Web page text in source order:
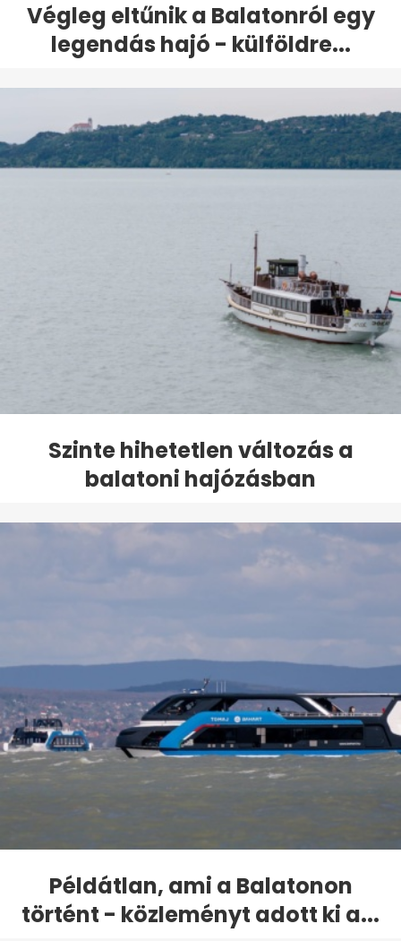
Végleg eltűnik a Balatonról egy
legendás hajó - külföldre...
Szinte hihetetlen változás a
balatoni hajózásban
Példátlan, ami a Balatonon
történt - közleményt adott ki a...